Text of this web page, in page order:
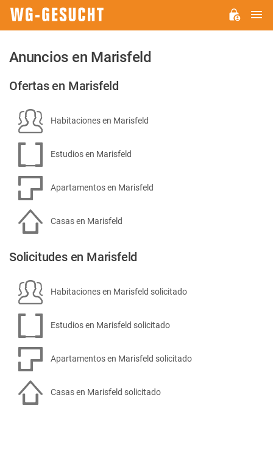
Anuncios en Marisfeld
Ofertas en Marisfeld
Habitaciones en Marisfeld
Estudios en Marisfeld
Apartamentos en Marisfeld
Casas en Marisfeld
Solicitudes en Marisfeld
Habitaciones en Marisfeld solicitado
Estudios en Marisfeld solicitado
Apartamentos en Marisfeld solicitado
Casas en Marisfeld solicitado